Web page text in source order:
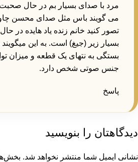
مرد با صدای بسیار بم در حال
می گویند باس مثل صدای محسن
تصور کنید خانم زنده یاد هایده در
بسیار زیر (جیغ) است. به این میگویند
بستگی به نتهای یک قطعه و میزان
جنس صوتی شخص دارد.
پاسخ
دیدگاهتان را بنویسید
نشانی ایمیل شما منتشر نخواهد شد.